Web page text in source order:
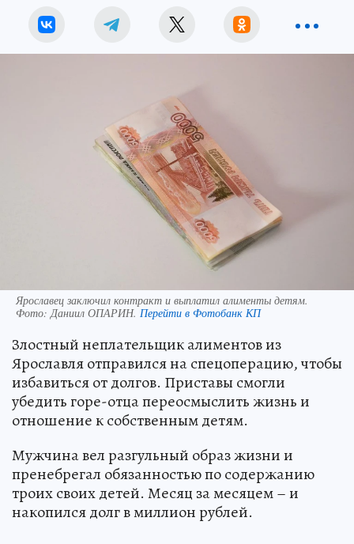
Ярославец заключил контракт и выплатил алименты детям.
Фото:Даниил ОПАРИН. Перейти в Фотобанк КП
Злостный неплательщик алиментов из
Ярославля отправился на спецоперацию, чтобы
избавиться от долгов. Приставы смогли
убедить горе-отца переосмыслить жизнь и
отношение к собственным детям.
Мужчина вел разгульный образ жизни и
пренебрегал обязанностью по содержанию
троих своих детей. Месяц за месяцем – и
накопился долг в миллион рублей.